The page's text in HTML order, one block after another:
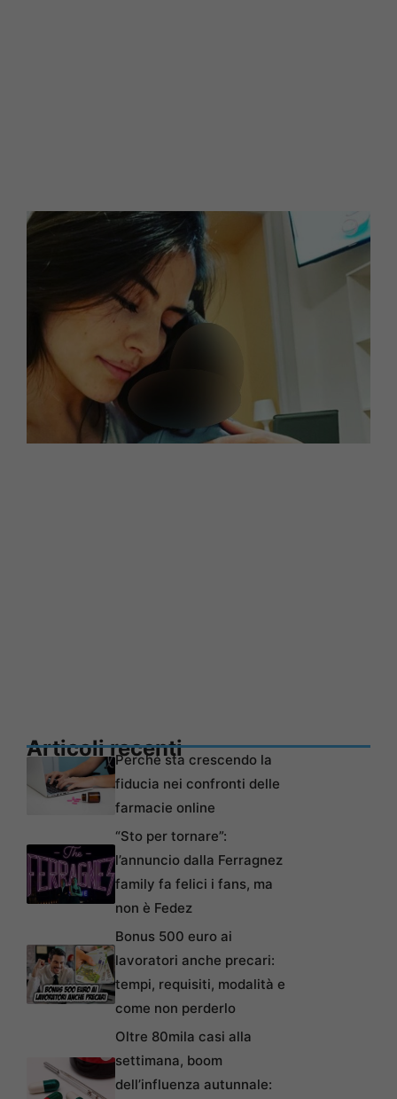
Articoli recentiPerché sta crescendo la
fiducia nei confronti delle
farmacie online
“Sto per tornare”:
l’annuncio dalla Ferragnez
family fa felici i fans, ma
non è Fedez
Bonus 500 euro ai
lavoratori anche precari:
tempi, requisiti, modalità e
come non perderlo
Oltre 80mila casi alla
settimana, boom
dell’influenza autunnale: